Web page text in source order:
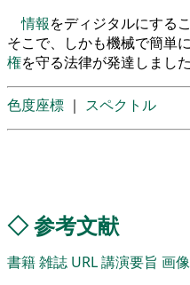
情報をディジタルにする
そこで、しかも機械で簡単
権を守る法律が発達しました
色度座標 ｜ スペクトル
◇参考文献
書籍雑誌 URL講演要旨 画像